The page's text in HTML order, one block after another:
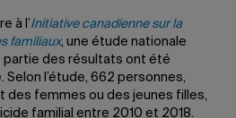
à l’Initiative canadienne sur la
familiaux, une étude nationale
partie des résultats ont été
l’étude, 662 personnes,
des femmes ou des jeunes filles,
familial entre 2010 et 2018.